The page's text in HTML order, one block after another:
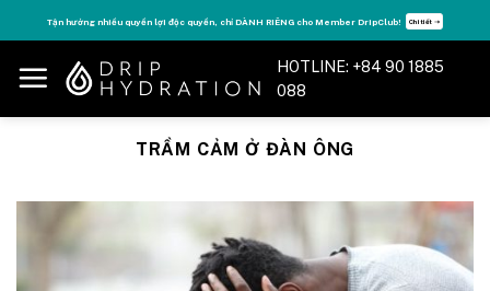
to
content
Tận hưởng nhiều quyền lợi độc quyền, chỉ DÀNH RIÊNG cho Member DripClub! Chi tiết ➝
HOTLINE: +84 90 1885
088
TRẦM CẢM Ở ĐÀN ÔNG